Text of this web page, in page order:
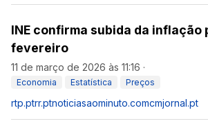
INE confirma subida da inflação
fevereiro
11 de março de 2026 às 11:16 ·
Economia Estatística Preços
rtp.ptrr.ptnoticiasaominuto.comcmjornal.pt